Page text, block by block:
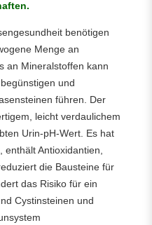
benötigen
Menge an
an Mineralstoffen kann
und
führen. Der
leicht verdaulichem
Urin-pH-Wert. Es hat
Antioxidantien,
die Bausteine für
das Risiko für ein
Cystinsteinen und